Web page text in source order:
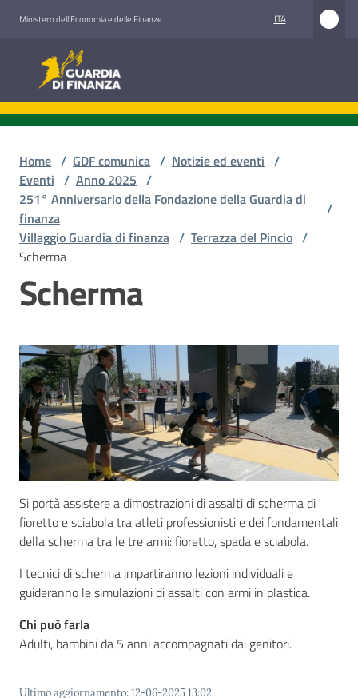
Ministero dell'Economia e delle Finanze ITA
Guardia di Finanza
Guardia di Finanza
siamo
Cosa
facciamo
Comunicazione
media
Concorsi
Istituti
formazione
Home / GDF comunica / Notizie ed eventi /
Eventi / Anno 2025 /
251° Anniversario della Fondazione della Guardia di
finanza
/
Villaggio Guardia di finanza / Terrazza del Pincio /
Scherma
Scherma
Si portà assistere a dimostrazioni di assalti di scherma di
fioretto e sciabola tra atleti professionisti e dei fondamentali
della scherma tra le tre armi: fioretto, spada e sciabola.
I tecnici di scherma impartiranno lezioni individuali e
guideranno le simulazioni di assalti con armi in plastica.
Chi può farla
Adulti, bambini da 5 anni accompagnati dai genitori.
Ultimo aggiornamento:12-06-2025 13:02